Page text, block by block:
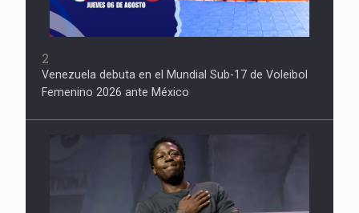
2
Venezuela debuta en el Mundial Sub-17 de Voleibol
Femenino 2026 ante México